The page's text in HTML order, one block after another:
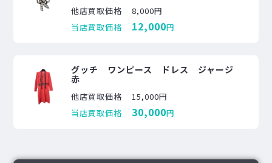
他店買取価格
8,000円
当店買取価格
12,000円
グッチ ワンピース ドレス ジャージ
赤
他店買取価格
15,000円
当店買取価格
30,000円